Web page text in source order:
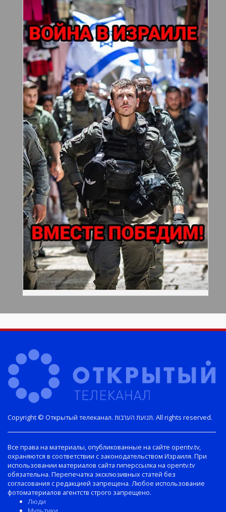
Copyright © Открытый телеканал. תנועת הערבות. All rights reserved.
Все права на материалы, опубликованные на сайте opentv.tv,
охраняются в соответствии с законодательством Израиля. При
использовании материалов сайта гиперссылка на opentv.tv
обязательна. Перепечатка эксклюзивных статей без
согласования с редакцией запрещена. Любое использование
фотоматериалов агентств строго запрещено.
Люди